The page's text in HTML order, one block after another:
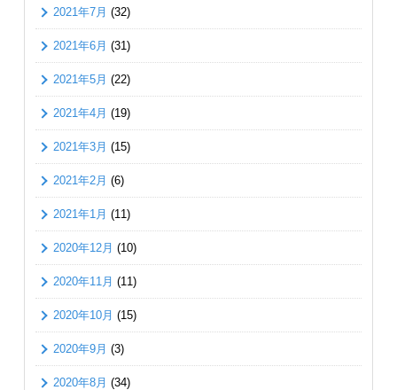
2021年7月 (32)
2021年6月 (31)
2021年5月 (22)
2021年4月 (19)
2021年3月 (15)
2021年2月 (6)
2021年1月 (11)
2020年12月 (10)
2020年11月 (11)
2020年10月 (15)
2020年9月 (3)
2020年8月 (34)